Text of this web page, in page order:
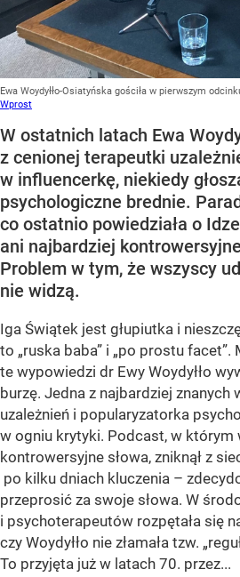
Ewa Woydyłło-Osiatyńska gościła w pierwszym
Wprost
W ostatnich latach Ewa
z cenionej terapeutki
w influencerkę, niekiedy
psychologiczne brednie.
co ostatnio powiedziała o
ani najbardziej
Problem w tym, że wszyscy
nie widzą.
Iga Świątek jest głupiutka i
to „ruska baba” i „po prostu facet”.
te wypowiedzi dr Ewy Woydyłło
burzę. Jedna z najbardziej
uzależnień i popularyzatorka
w ogniu krytyki. Podcast, w którym
kontrowersyjne słowa, zniknął z
po kilku dniach kluczenia –
przeprosić za swoje słowa. W
i psychoterapeutów rozpętała się
czy Woydyłło nie złamała tzw.
To przyjęta już w latach 70. przez...